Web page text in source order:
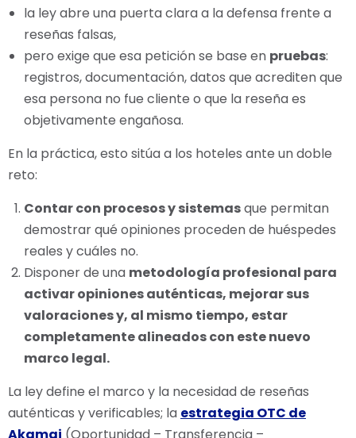
la ley abre una puerta clara a la defensa frente a
reseñas falsas,
pero exige que esa petición se base en pruebas:
registros, documentación, datos que acrediten que
esa persona no fue cliente o que la reseña es
objetivamente engañosa.
En la práctica, esto sitúa a los hoteles ante un doble
reto:
Contar con procesos y sistemasque permitan
demostrar qué opiniones proceden de huéspedes
reales y cuáles no.
Disponer de una metodología profesional para
activar opiniones auténticas, mejorar sus
valoraciones y, al mismo tiempo, estar
completamente alineados con este nuevo
marco legal.
La ley define el marco y la necesidad de reseñas
auténticas y verificables; la estrategia OTC de